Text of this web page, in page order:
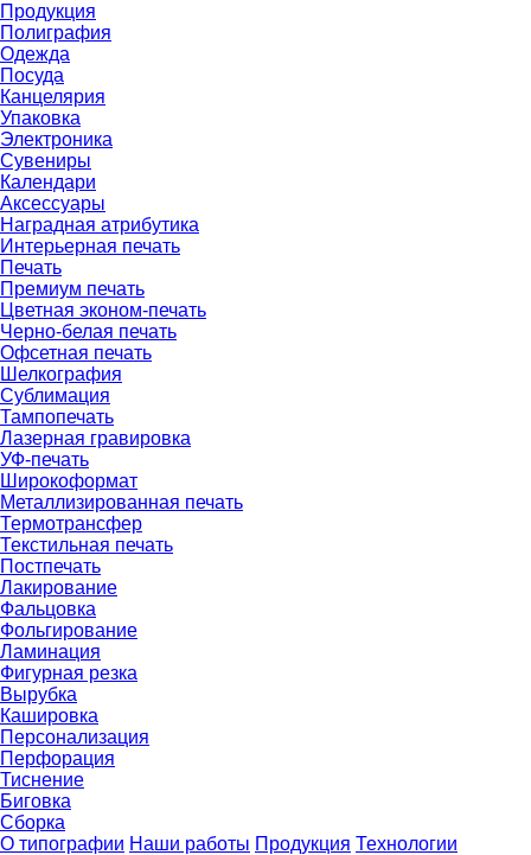
Продукция
Полиграфия
Одежда
Посуда
Канцелярия
Упаковка
Электроника
Сувениры
Календари
Аксессуары
Наградная атрибутика
Интерьерная печать
Печать
Премиум печать
Цветная эконом-печать
Черно-белая печать
Офсетная печать
Шелкография
Сублимация
Тампопечать
Лазерная гравировка
УФ-печать
Широкоформат
Металлизированная печать
Термотрансфер
Текстильная печать
Постпечать
Лакирование
Фальцовка
Фольгирование
Ламинация
Фигурная резка
Вырубка
Кашировка
Персонализация
Перфорация
Тиснение
Биговка
Сборка
О типографии Наши работы Продукция Технологии